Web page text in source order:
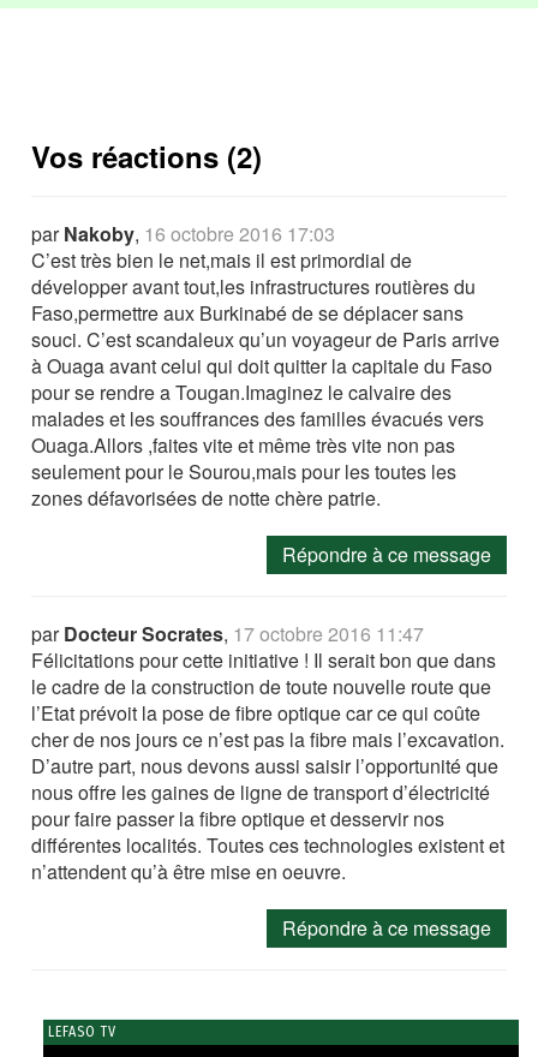
Vos réactions (2)
parNakoby, 16 octobre 2016 17:03
C’est très bien le net,mais il est primordial de
développer avant tout,les infrastructures routières du
Faso,permettre aux Burkinabé de se déplacer sans
souci. C’est scandaleux qu’un voyageur de Paris arrive
à Ouaga avant celui qui doit quitter la capitale du Faso
pour se rendre a Tougan.Imaginez le calvaire des
malades et les souffrances des familles évacués vers
Ouaga.Allors ,faites vite et même très vite non pas
seulement pour le Sourou,mais pour les toutes les
zones défavorisées de notte chère patrie.
Répondre à ce message
parDocteur Socrates, 17 octobre 2016 11:47
Félicitations pour cette initiative ! Il serait bon que dans
le cadre de la construction de toute nouvelle route que
l’Etat prévoit la pose de fibre optique car ce qui coûte
cher de nos jours ce n’est pas la fibre mais l’excavation.
D’autre part, nous devons aussi saisir l’opportunité que
nous offre les gaines de ligne de transport d’électricité
pour faire passer la fibre optique et desservir nos
différentes localités. Toutes ces technologies existent et
n’attendent qu’à être mise en oeuvre.
Répondre à ce message
LEFASO TV